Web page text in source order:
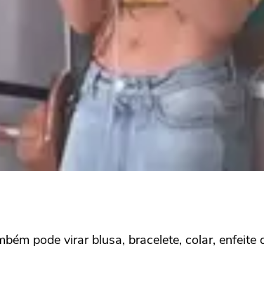
pode virar blusa, bracelete, colar,